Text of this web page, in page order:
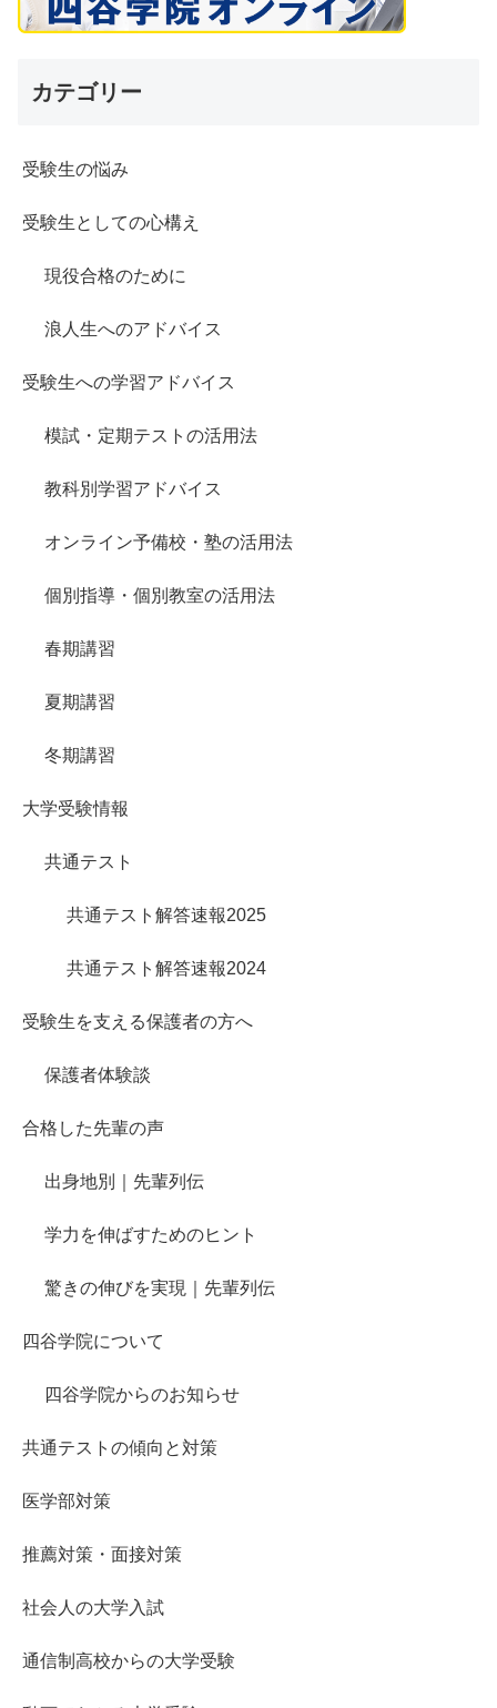
カテゴリー
受験生の悩み
受験生としての心構え
現役合格のために
浪人生へのアドバイス
受験生への学習アドバイス
模試・定期テストの活用法
教科別学習アドバイス
オンライン予備校・塾の活用法
個別指導・個別教室の活用法
春期講習
夏期講習
冬期講習
大学受験情報
共通テスト
共通テスト解答速報2025
共通テスト解答速報2024
受験生を支える保護者の方へ
保護者体験談
合格した先輩の声
出身地別｜先輩列伝
学力を伸ばすためのヒント
驚きの伸びを実現｜先輩列伝
四谷学院について
四谷学院からのお知らせ
共通テストの傾向と対策
医学部対策
推薦対策・面接対策
社会人の大学入試
通信制高校からの大学受験